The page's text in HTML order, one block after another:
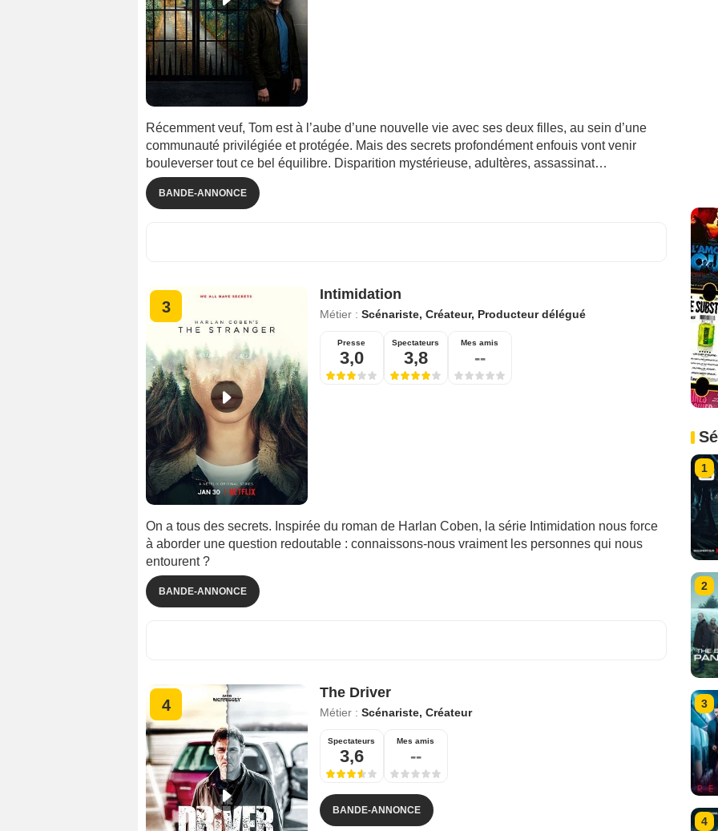
Récemment veuf, Tom est à l’aube d’une nouvelle vie avec ses deux filles, au sein d’une
communauté privilégiée et protégée. Mais des secrets profondément enfouis vont venir
bouleverser tout ce bel équilibre. Disparition mystérieuse, adultères, assassinat…
BANDE-ANNONCE
3
Intimidation
Métier : Scénariste, Créateur, Producteur délégué
Presse
3,0
Spectateurs
3,8
Mes amis
--
On a tous des secrets. Inspirée du roman de Harlan Coben, la série Intimidation nous force
à aborder une question redoutable : connaissons-nous vraiment les personnes qui nous
entourent ?
BANDE-ANNONCE
4
The Driver
Métier : Scénariste, Créateur
Spectateurs
3,6
Mes amis
--
BANDE-ANNONCE
1
2
3
4